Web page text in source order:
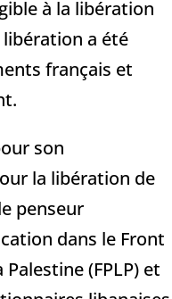
à la libération
libération a été
français et
son
la libération de
penseur
dans le Front
(FPLP) et